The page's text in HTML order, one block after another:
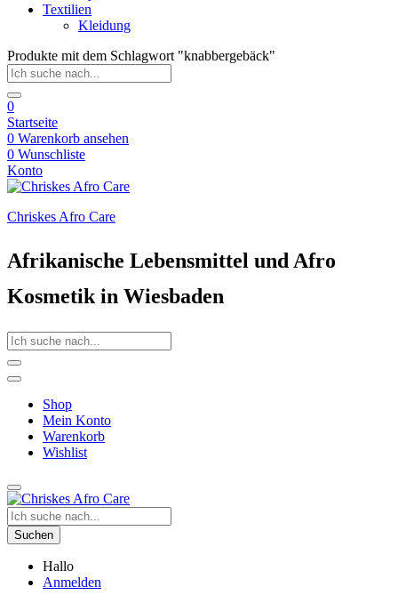
Textilien
Kleidung
Produkte mit dem Schlagwort "knabbergebäck"
0
Startseite
0 Warenkorb ansehen
0 Wunschliste
Konto
Chriskes Afro Care
Afrikanische Lebensmittel und Afro
Kosmetik in Wiesbaden
Shop
Mein Konto
Warenkorb
Wishlist
Suchen
Hallo
Anmelden